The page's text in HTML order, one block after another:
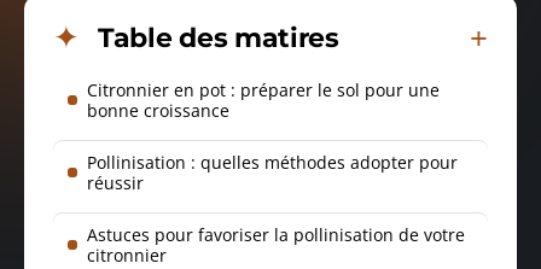
Table des matires
Citronnier en pot : préparer le sol pour une
bonne croissance
Pollinisation : quelles méthodes adopter pour
réussir
Astuces pour favoriser la pollinisation de votre
citronnier